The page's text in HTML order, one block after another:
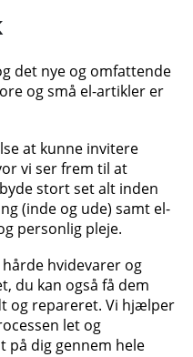
det nye og omfattende
og små el-artikler er
at kunne invitere
vi ser frem til at
stort set alt inden
(inde og ude) samt el-
personlig pleje.
hvidevarer og
du kan også få dem
og repareret. Vi hjælper
let og
på dig gennem hele